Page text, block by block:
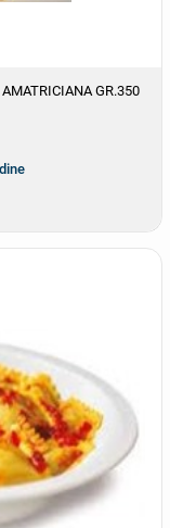
AMATRICIANA GR.350